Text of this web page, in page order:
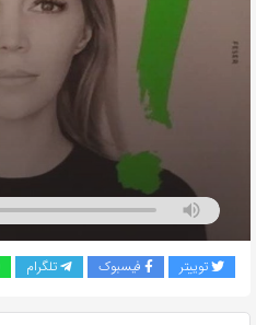
توییتر فیسبوک تلگرام